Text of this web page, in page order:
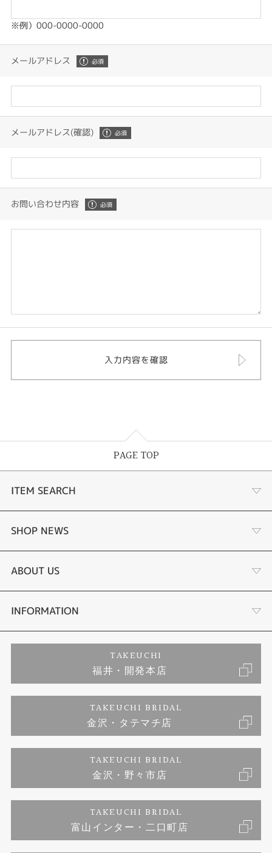
※例）000-0000-0000
メールアドレス
メールアドレス(確認)
お問い合わせ内容
PAGE TOP
ITEM SEARCH
婚約指輪
結婚指輪
セットリング
婚約ネックレス
エタニティリング
SHOP NEWS
タケウチのこだわり
プロポーズサポート
ブランドリスト
ジュエリーリフォーム
福井指輪工房｜手作りペアリング
福井指輪工房｜手作り結婚指輪 and 婚約指輪
福井指輪工房｜手作り婚約指輪 プロポーズプラン
ABOUT US
会社概要
お客様の声
INFORMATION
プライバシーポリシー
TAKEUCHI
福井・開発本店
TAKEUCHI BRIDAL
金沢・タテマチ店
TAKEUCHI BRIDAL
金沢・野々市店
TAKEUCHI BRIDAL
富山インター・二口町店